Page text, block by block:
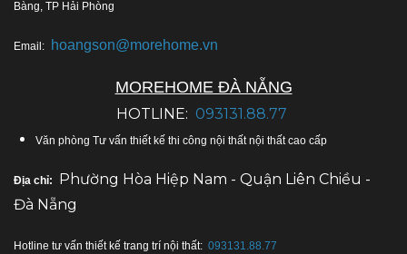
Bàng, TP Hải Phòng
Email: hoangson@morehome.vn
MOREHOME ĐÀ NẴNG
HOTLINE: 093131.88.77
Văn phòng Tư vấn thiết kế thi công nội thất nội thất cao cấp
Địa chỉ:
Phường Hòa Hiệp Nam - Quận Liên Chiều -
Đà Nẵng
Hotline tư vấn thiết kế trang trí nội thất: 093131.88.77